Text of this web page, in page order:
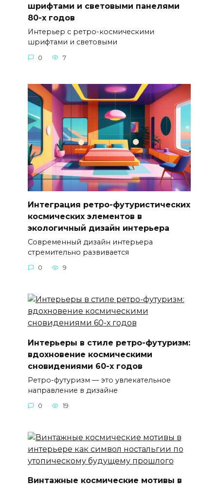
шрифтами и световыми панелями
80-х годов
Интерьер с ретро-космическими
шрифтами и световыми
0 7
Интеграция ретро-футуристических
космических элементов в
экологичный дизайн интерьера
Современный дизайн интерьера
стремительно развивается
0 9
Интерьеры в стиле ретро-футуризм:
вдохновение космическими
сновидениями 60-х годов
Ретро-футуризм — это увлекательное
направление в дизайне
0 19
Винтажные космические мотивы в